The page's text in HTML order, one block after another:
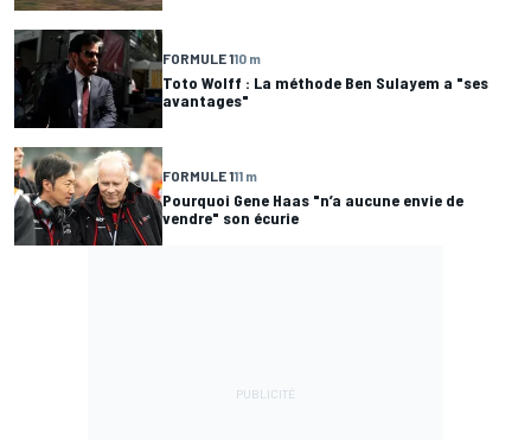
FORMULE 110 m
Toto Wolff : La méthode Ben Sulayem a "ses
avantages"
FORMULE 111 m
Pourquoi Gene Haas "n’a aucune envie de
vendre" son écurie